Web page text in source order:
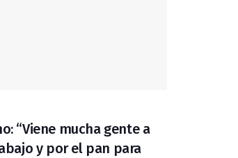
“Viene mucha gente a
y por el pan para